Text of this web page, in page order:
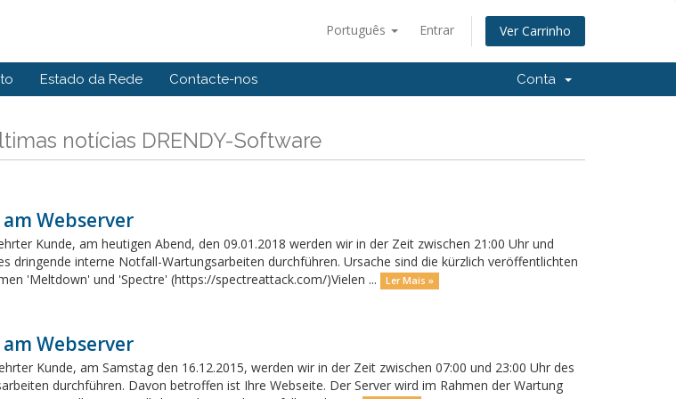
Português Entrar Ver Carrinho
Estado da Rede Contacte-nos Conta
notícias DRENDY-Software
Webserver
Kunde, am heutigen Abend, den 09.01.2018 werden wir in der Zeit zwischen 21:00 Uhr und
dringende interne Notfall-Wartungsarbeiten durchführen. Ursache sind die kürzlich veröffentlichten
'Meltdown' und 'Spectre' (https://spectreattack.com/)Vielen ...
Ler Mais »
Webserver
Kunde, am Samstag den 16.12.2015, werden wir in der Zeit zwischen 07:00 und 23:00 Uhr des
durchführen. Davon betroffen ist Ihre Webseite. Der Server wird im Rahmen der Wartung